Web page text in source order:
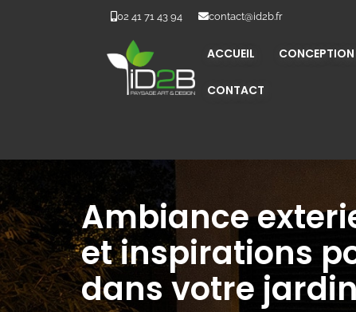
02 41 71 43 94 contact@id2b.fr
ACCUEIL CONCEPTION
CONTACT
Ambiance
et inspirations
dans votre jardin